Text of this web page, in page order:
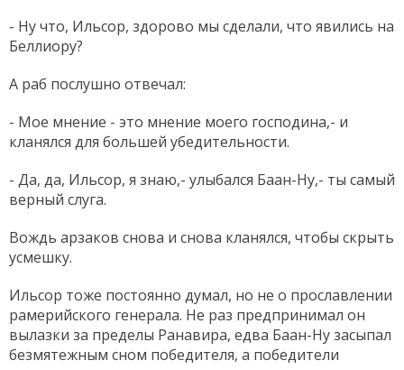
- Ну что, Ильсор, здорово мы сделали, что явились на
Беллиору?
А раб послушно отвечал:
- Мое мнение - это мнение моего господина,- и
кланялся для большей убедительности.
- Да, да, Ильсор, я знаю,- улыбался Баан-Ну,- ты самый
верный слуга.
Вождь арзаков снова и снова кланялся, чтобы скрыть
усмешку.
Ильсор тоже постоянно думал, но не о прославлении
рамерийского генерала. Не раз предпринимал он
вылазки за пределы Ранавира, едва Баан-Ну засыпал
безмятежным сном победителя, а победители